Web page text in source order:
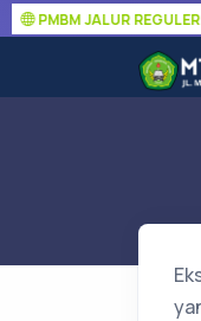
JALUR REGULER 2026